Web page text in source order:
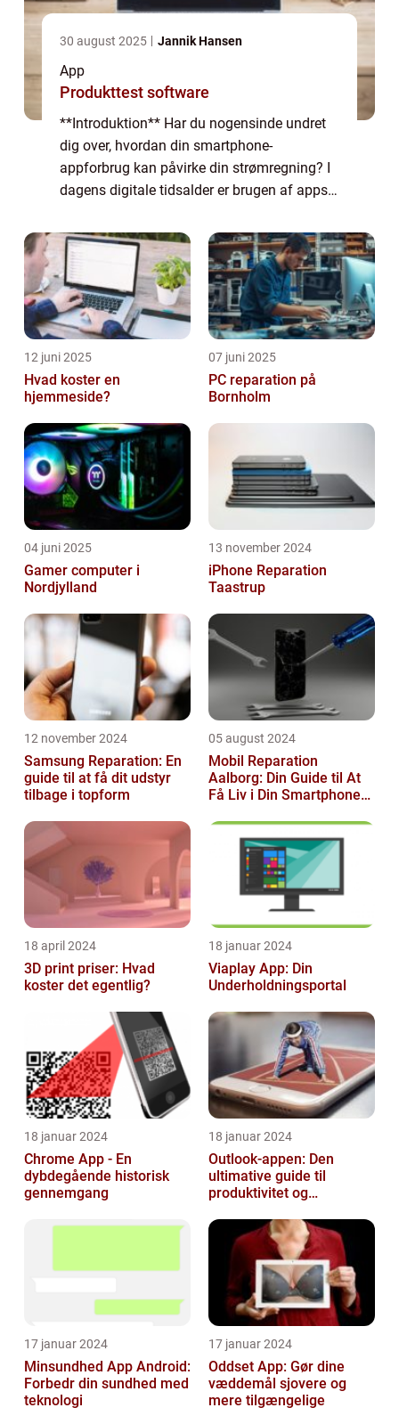
30 august 2025 Jannik Hansen
App
Produkttest software
**Introduktion** Har du nogensinde undret
dig over, hvordan din smartphone-
appforbrug kan påvirke din strømregning? I
dagens digitale tidsalder er brugen af apps
Men hvad folk muligvis ikke er
opmærksomm...
12 juni 2025
Hvad koster en
hjemmeside?
07 juni 2025
PC reparation på
Bornholm
04 juni 2025
Gamer computer i
Nordjylland
13 november 2024
iPhone Reparation
Taastrup
12 november 2024
Samsung Reparation: En
guide til at få dit udstyr
tilbage i topform
05 august 2024
Mobil Reparation
Aalborg: Din Guide til At
Få Liv i Din Smartphone
18 april 2024
3D print priser: Hvad
koster det egentlig?
18 januar 2024
Viaplay App: Din
Underholdningsportal
18 januar 2024
Chrome App - En
dybdegående historisk
gennemgang
18 januar 2024
Outlook-appen: Den
ultimative guide til
produktivitet og
17 januar 2024
Minsundhed App Android:
Forbedr din sundhed med
teknologi
17 januar 2024
Oddset App: Gør dine
væddemål sjovere og
mere tilgængelige